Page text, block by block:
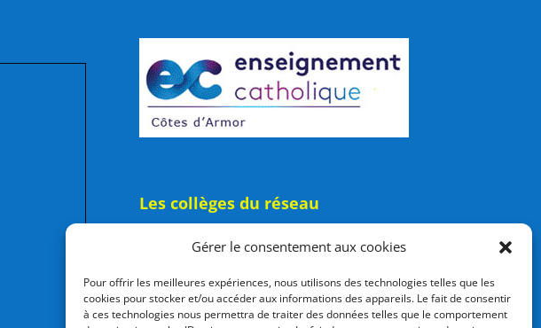
Gérer le consentement aux cookies
Pour offrir les meilleures expériences, nous utilisons des technologies telles que les
cookies pour stocker et/ou accéder aux informations des appareils. Le fait de consentir
à ces technologies nous permettra de traiter des données telles que le comportement
Les collèges du réseau